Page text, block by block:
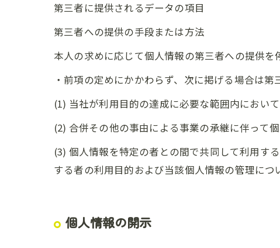
第三者に提供されるデータの項目
第三者への提供の手段または方法
本人の求めに応じて個人情報の第三者への提供を
・前項の定めにかかわらず、次に掲げる場合は第
(1) 当社が利用目的の達成に必要な範囲内におい
(2) 合併その他の事由による事業の承継に伴って
(3) 個人情報を特定の者との間で共同して利用す
する者の利用目的および当該個人情報の管理につ
個人情報の開示